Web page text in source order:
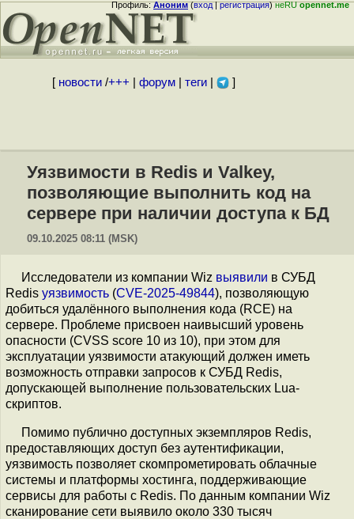
Профиль:Аноним(вход|регистрация)неRUopennet.me
[ новости/+++ форум| теги| ]
Уязвимости в Redis и Valkey,
позволяющие выполнить код на
сервере при наличии доступа к БД
09.10.2025 08:11 (MSK)
Исследователи из компании Wiz выявили в СУБД
Redis уязвимость (CVE-2025-49844), позволяющую
добиться удалённого выполнения кода (RCE) на
сервере. Проблеме присвоен наивысший уровень
опасности (CVSS score 10 из 10), при этом для
эксплуатации уязвимости атакующий должен иметь
возможность отправки запросов к СУБД Redis,
допускающей выполнение пользовательских Lua-
скриптов.
Помимо публично доступных экземпляров Redis,
предоставляющих доступ без аутентификации,
уязвимость позволяет скомпрометировать облачные
системы и платформы хостинга, поддерживающие
сервисы для работы с Redis. По данным компании Wiz
сканирование сети выявило около 330 тысяч